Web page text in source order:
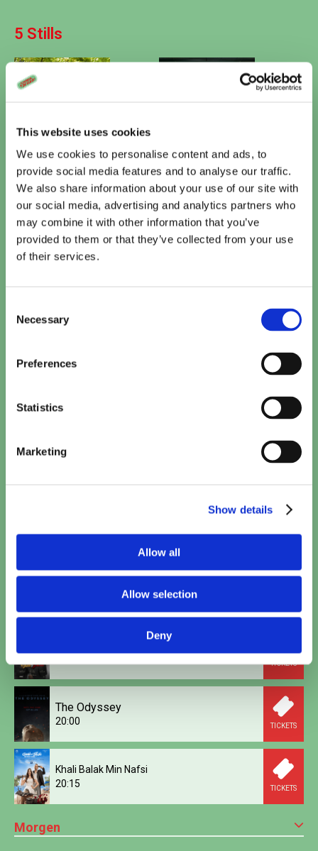
This website uses cookies
We use cookies to personalise content and ads, to
provide social media features and to analyse our traffic.
We also share information about your use of our site with
our social media, advertising and analytics partners who
may combine it with other information that you’ve
provided to them or that they’ve collected from your use
of their services.
Selection
Necessary
Preferences
Statistics
Marketing
Show details
Allow all
Allow selection
Deny
5 Stills
Vandaag
Te zien bij Cinema De Vlugt
TICKETS
15:50 TICKETS
Paw Patrol: De Dinofilm (NL)
17:10•20:30
TICKETS
The Odyssey
20:00 TICKETS
Khali Balak Min Nafsi
20:15
TICKETS
Morgen